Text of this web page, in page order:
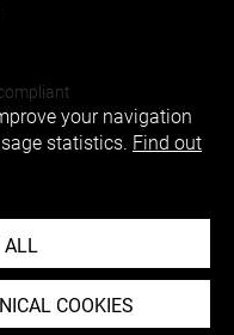
your navigation
statistics. Find out
ALL
COOKIES